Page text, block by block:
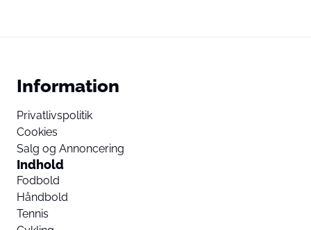
Information
Privatlivspolitik
Cookies
Salg og Annoncering
Indhold
Fodbold
Håndbold
Tennis